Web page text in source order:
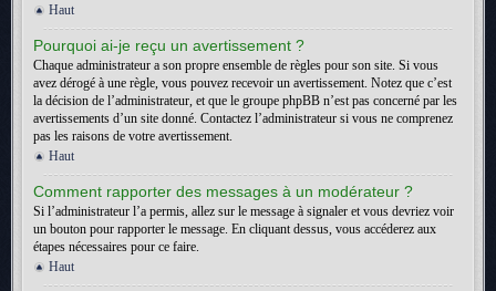
Haut
Pourquoi ai-je reçu un avertissement ?
Chaque administrateur a son propre ensemble de règles pour son site. Si vous
avez dérogé à une règle, vous pouvez recevoir un avertissement. Notez que c’est
la décision de l’administrateur, et que le groupe phpBB n’est pas concerné par les
avertissements d’un site donné. Contactez l’administrateur si vous ne comprenez
pas les raisons de votre avertissement.
Haut
Comment rapporter des messages à un modérateur ?
Si l’administrateur l’a permis, allez sur le message à signaler et vous devriez voir
un bouton pour rapporter le message. En cliquant dessus, vous accéderez aux
étapes nécessaires pour ce faire.
Haut